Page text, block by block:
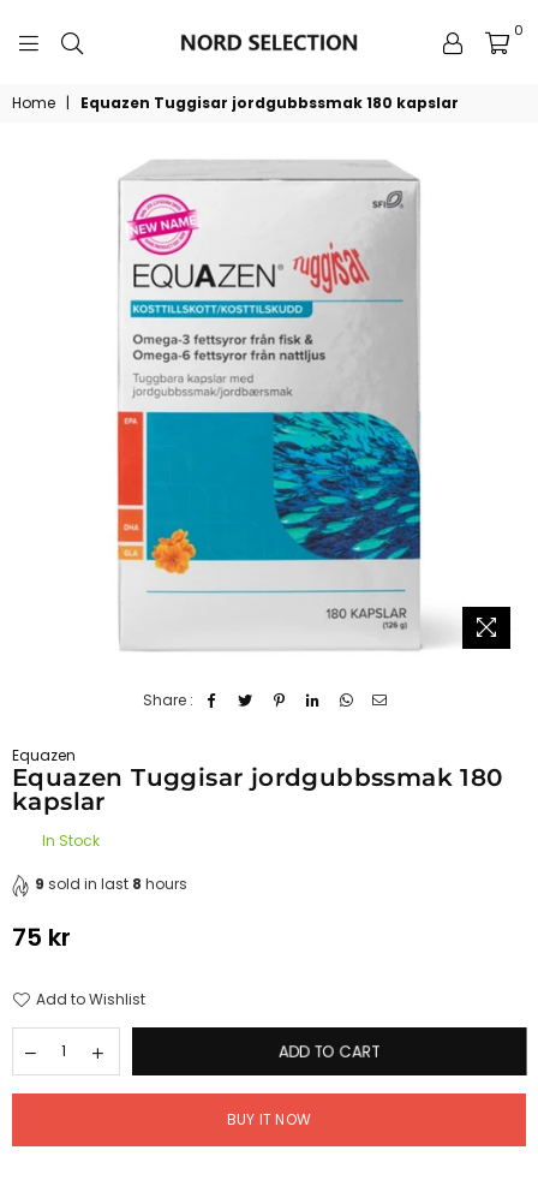
NORDSELECTION
0
Home | Equazen Tuggisar jordgubbssmak 180 kapslar
Share :
Equazen
Equazen Tuggisar jordgubbssmak 180
kapslar
In Stock
9 sold in last 8 hours
Regular
75 kr
Add to Wishlist
ADD TO CART
BUY IT NOW